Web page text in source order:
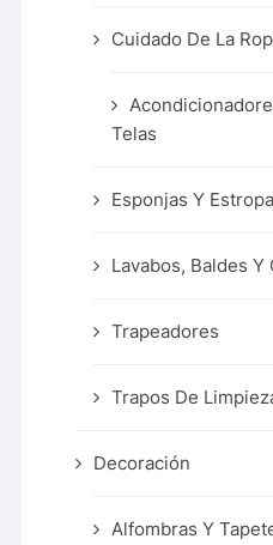
Cuidado De La
Telas
Esponjas Y
Lavabos, Baldes Y
Trapeadores
Trapos De
Decoración
Alfombras Y